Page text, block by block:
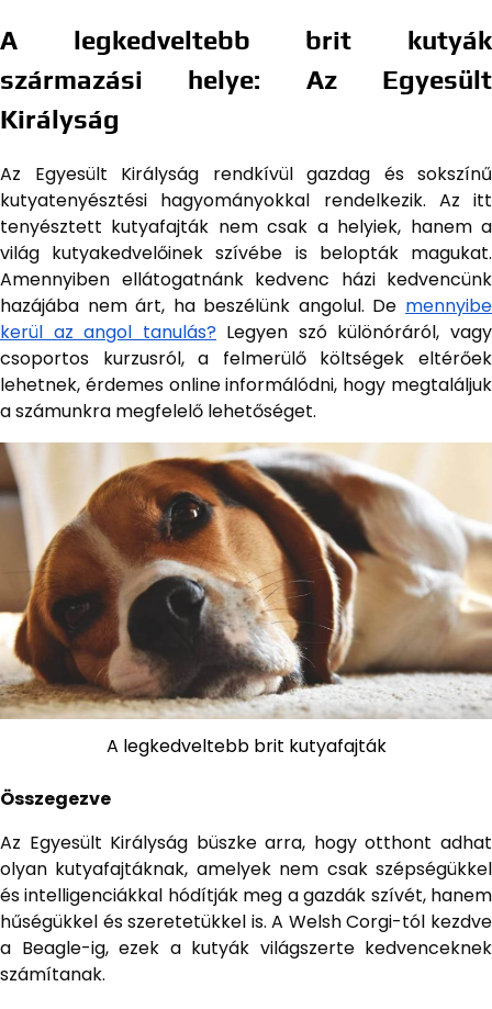
A legkedveltebb brit kutyák
származási helye: Az Egyesült
Királyság
Az Egyesült Királyság rendkívül gazdag és sokszínű
kutyatenyésztési hagyományokkal rendelkezik. Az itt
tenyésztett kutyafajták nem csak a helyiek, hanem a
világ kutyakedvelőinek szívébe is belopták magukat.
Amennyiben ellátogatnánk kedvenc házi kedvencünk
hazájába nem árt, ha beszélünk angolul. De mennyibe
kerül az angol tanulás?Legyen szó különóráról, vagy
csoportos kurzusról, a felmerülő költségek eltérőek
lehetnek, érdemes online informálódni, hogy megtaláljuk
a számunkra megfelelő lehetőséget.
A legkedveltebb brit kutyafajták
Összegezve
Az Egyesült Királyság büszke arra, hogy otthont adhat
olyan kutyafajtáknak, amelyek nem csak szépségükkel
és intelligenciákkal hódítják meg a gazdák szívét, hanem
hűségükkel és szeretetükkel is. A Welsh Corgi-tól kezdve
a Beagle-ig, ezek a kutyák világszerte kedvenceknek
számítanak.